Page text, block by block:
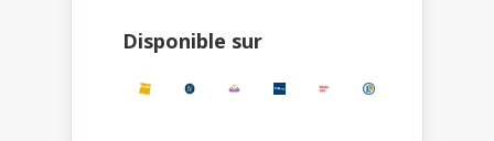
Disponible sur